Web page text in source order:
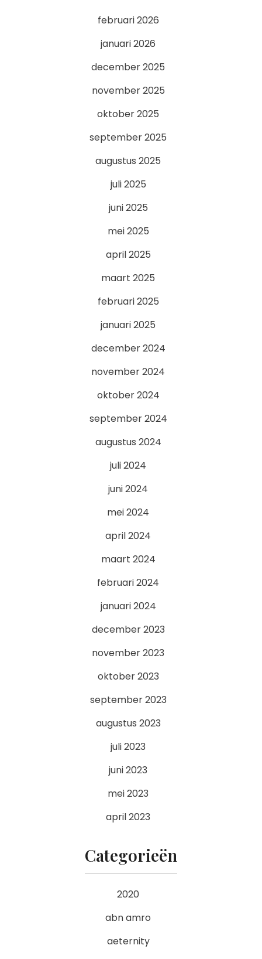
februari 2026
januari 2026
december 2025
november 2025
oktober 2025
september 2025
augustus 2025
juli 2025
juni 2025
mei 2025
april 2025
maart 2025
februari 2025
januari 2025
december 2024
november 2024
oktober 2024
september 2024
augustus 2024
juli 2024
juni 2024
mei 2024
april 2024
maart 2024
februari 2024
januari 2024
december 2023
november 2023
oktober 2023
september 2023
augustus 2023
juli 2023
juni 2023
mei 2023
april 2023
Categorieën
2020
abn amro
aeternity